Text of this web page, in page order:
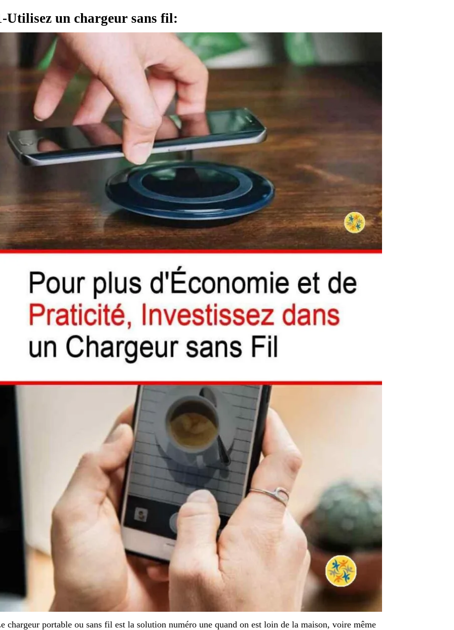
Utilisez un chargeur sans fil:
chargeur portable ou sans fil est la solution numéro une quand on est loin de la maison, voire même